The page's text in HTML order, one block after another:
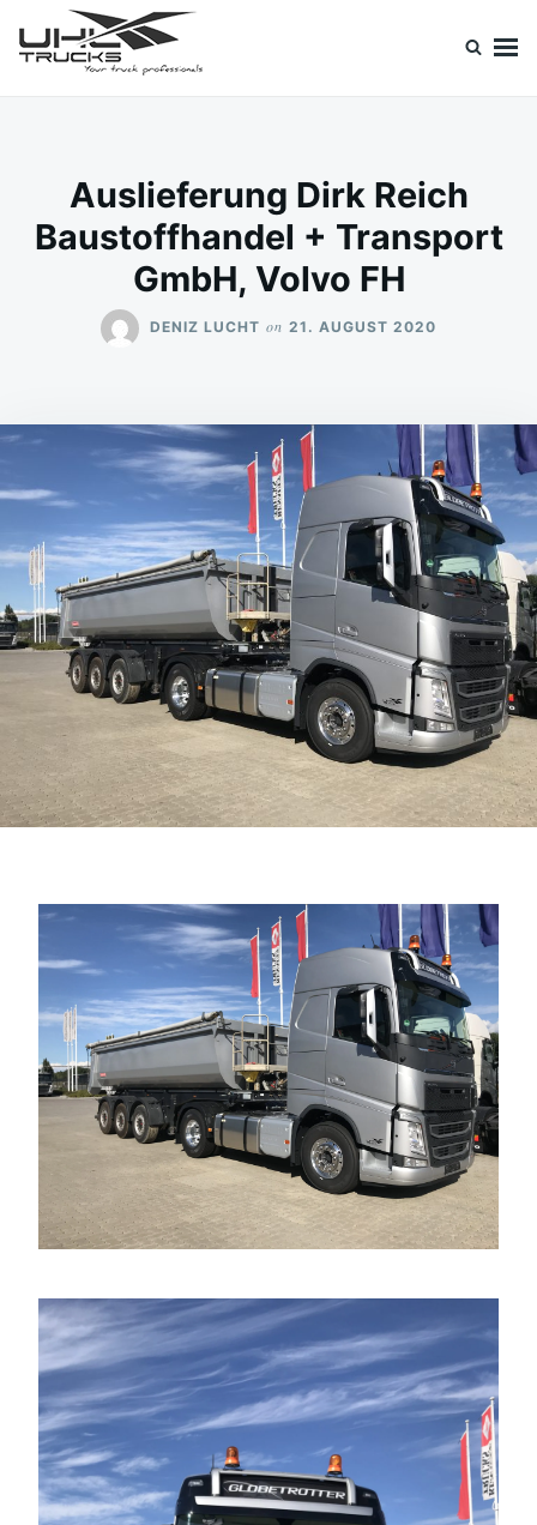
Search
for:
Auslieferung Dirk Reich
Baustoffhandel + Transport
GmbH, Volvo FH
DENIZ LUCHT on 21. AUGUST 2020